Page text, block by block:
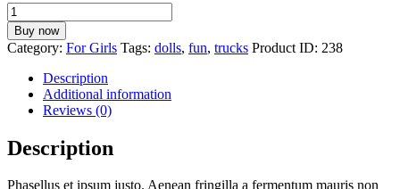
Barbie
Bus
quantity
Buy now
Category: For Girls Tags: dolls, fun, trucks Product ID: 238
Description
Additional information
Reviews (0)
Description
Phasellus et ipsum justo. Aenean fringilla a fermentum mauris non